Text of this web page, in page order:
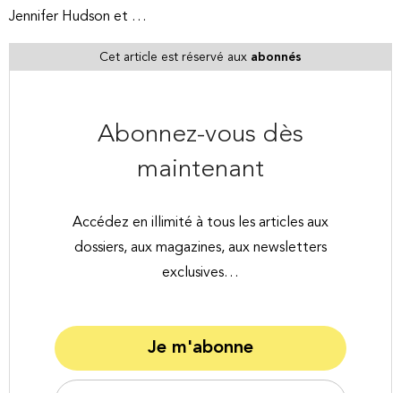
Jennifer Hudson et …
Cet article est réservé aux abonnés
Abonnez-vous dès
maintenant
Accédez en illimité à tous les articles aux
dossiers, aux magazines, aux newsletters
exclusives…
Je m'abonne